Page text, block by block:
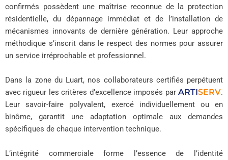
confirmés possèdent une maîtrise reconnue de la protection
résidentielle, du dépannage immédiat et de l’installation de
mécanismes innovants de dernière génération. Leur approche
méthodique s’inscrit dans le respect des normes pour assurer
un service irréprochable et professionnel.
Dans la zone du Luart, nos collaborateurs certifiés perpétuent
avec rigueur les critères d’excellence imposés par ARTISERV.
Leur savoir-faire polyvalent, exercé individuellement ou en
binôme, garantit une adaptation optimale aux demandes
spécifiques de chaque intervention technique.
L’intégrité commerciale forme l’essence de l’identité